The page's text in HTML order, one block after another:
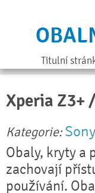
Titulní
Xperia Z3+
Kategorie: Sony
Obaly, kryty a
zachovají
používání.